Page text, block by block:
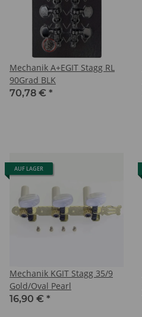
Mechanik A+EGIT Stagg RL
90Grad BLK
70,78 € *
AUF LAGER
Mechanik KGIT Stagg 35/9
Gold/Oval Pearl
16,90 € *